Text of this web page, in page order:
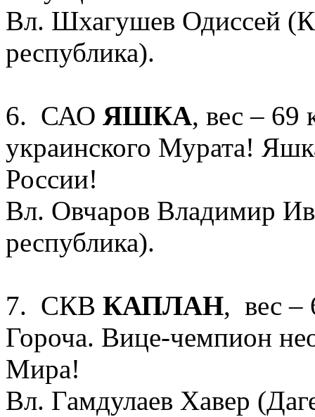
Вл. Шхагушев Одиссей
республика).
6. САО ЯШКА, вес – 69
украинского Мурата!
России!
Вл. Овчаров Владимир
республика).
7. СКВ КАПЛАН, вес –
Гороча. Вице-чемпион
Мира!
Вл. Гамдулаев Хавер